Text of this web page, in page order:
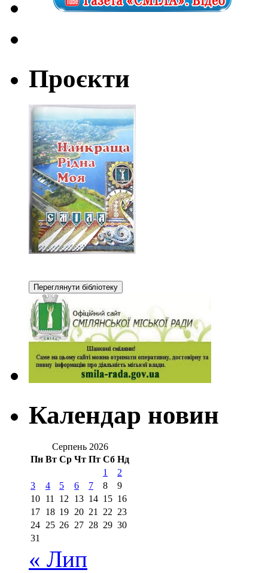
Проєкти
Календар новин
Серпень 2026
Пн Вт Ср Чт Пт Сб Нд
1
2
3
4 5 6 7 8
9
10 11 12 13 14 15 16
17 18 19 20 21 22 23
24 25 26 27 28 29 30
31
« Лип